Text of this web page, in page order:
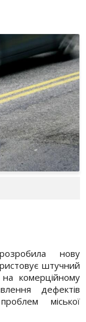
нову
штучний
на комерційному
дефектів
міської